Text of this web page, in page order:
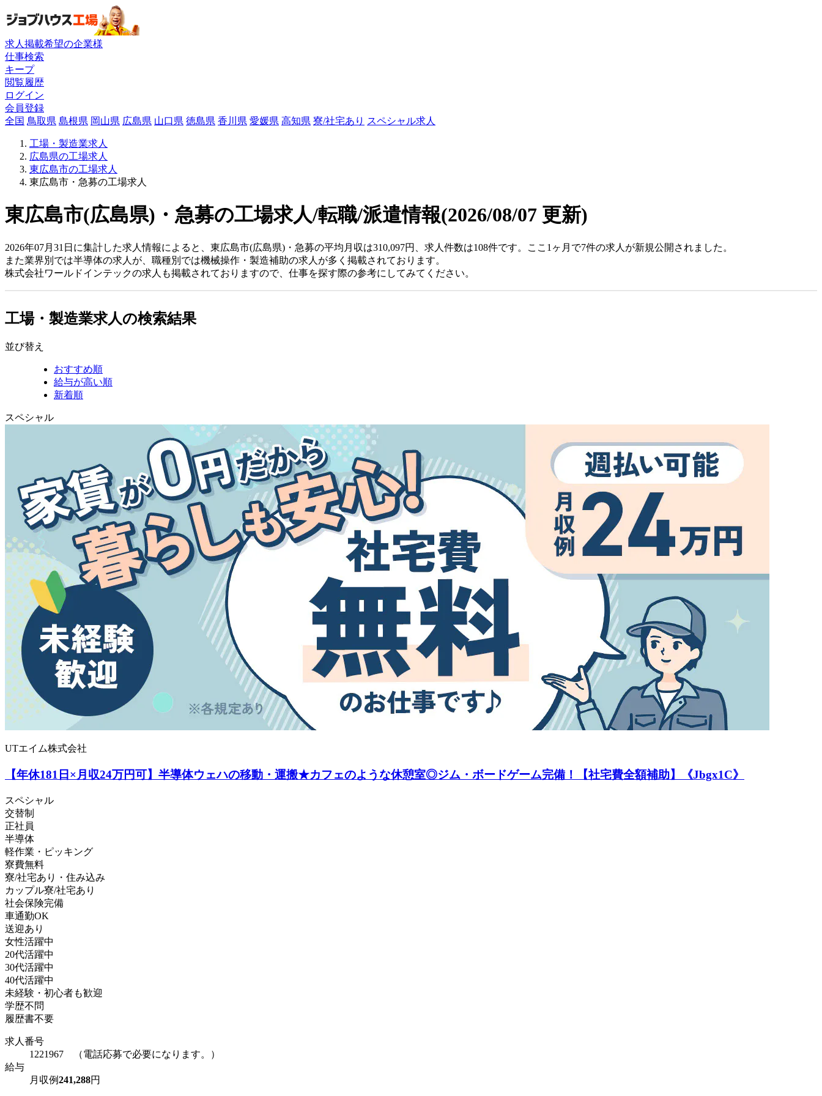
求人掲載希望の企業様
仕事検索
キープ
閲覧履歴
ログイン
会員登録
全国 鳥取県 島根県 岡山県 広島県 山口県 徳島県 香川県 愛媛県 高知県 寮/社宅あり スペシャル求人
工場・製造業求人
広島県の工場求人
東広島市の工場求人
東広島市・急募の工場求人
東広島市(広島県)・急募の工場求人/転職/派遣情報(2026/08/07 更新)
2026年07月31日に集計した求人情報によると、東広島市(広島県)・急募の平均月収は310,097円、求人件数は108件です。ここ1ヶ月で7件の求人が新規公開されました。
また業界別では半導体の求人が、職種別では機械操作・製造補助の求人が多く掲載されております。
株式会社ワールドインテックの求人も掲載されておりますので、仕事を探す際の参考にしてみてください。
工場・製造業求人の検索結果
並び替え
おすすめ順
給与が高い順
新着順
スペシャル
UTエイム株式会社
【年休181日×月収24万円可】半導体ウェハの移動・運搬★カフェのような休憩室◎ジム・ボードゲーム完備！【社宅費全額補助】《Jbgx1C》
スペシャル
交替制
正社員
半導体
軽作業・ピッキング
寮費無料
寮/社宅あり・住み込み
カップル寮/社宅あり
社会保険完備
車通勤OK
送迎あり
女性活躍中
20代活躍中
30代活躍中
40代活躍中
未経験・初心者も歓迎
学歴不問
履歴書不要
求人番号
1221967 （電話応募で必要になります。）
給与
月収例241,288円